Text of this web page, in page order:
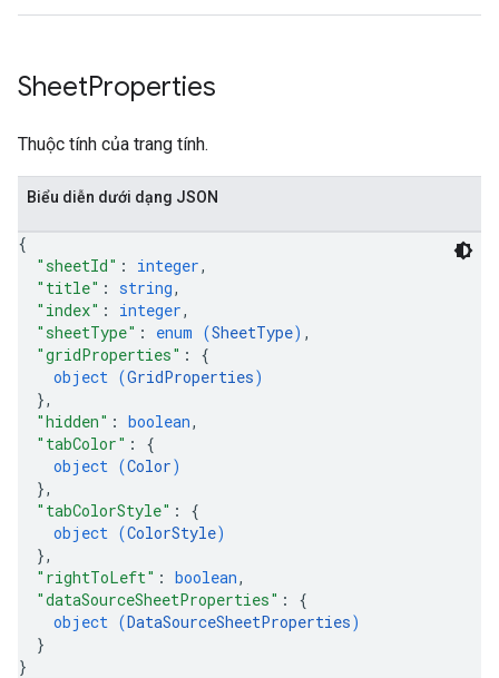
SheetProperties
Thuộc tính của trang tính.
Biểu diễn dưới dạng JSON
{
"sheetId" : integer,
"title" : string,
"index" : integer,
"sheetType" : enum (SheetType) ,
"gridProperties" : {
object (GridProperties)
},
"hidden" : boolean,
"tabColor" : {
object (Color)
},
"tabColorStyle" : {
object (ColorStyle)
},
"rightToLeft" : boolean,
"dataSourceSheetProperties" : {
object (DataSourceSheetProperties)
}
}